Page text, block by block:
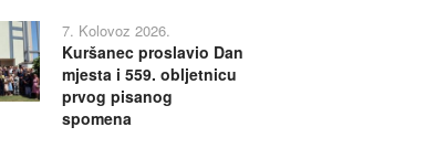
7. Kolovoz 2026.
Kuršanec proslavio Dan
mjesta i 559. obljetnicu
prvog pisanog
spomena